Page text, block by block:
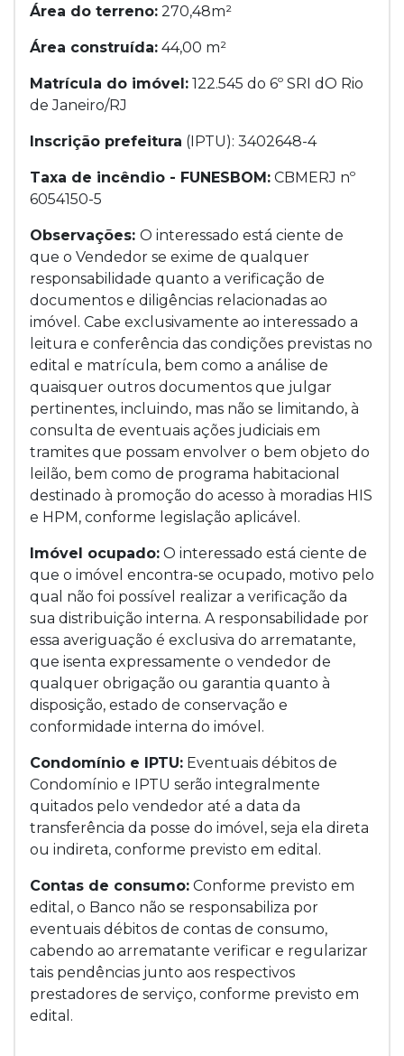
Área do terreno: 270,48m²
Área construída: 44,00 m²
Matrícula do imóvel: 122.545 do 6º SRI dO Rio
de Janeiro/RJ
Inscrição prefeitura (IPTU): 3402648-4
Taxa de incêndio - FUNESBOM: CBMERJ nº
6054150-5
Observações: O interessado está ciente de
que o Vendedor se exime de qualquer
responsabilidade quanto a verificação de
documentos e diligências relacionadas ao
imóvel. Cabe exclusivamente ao interessado a
leitura e conferência das condições previstas no
edital e matrícula, bem como a análise de
quaisquer outros documentos que julgar
pertinentes, incluindo, mas não se limitando, à
consulta de eventuais ações judiciais em
tramites que possam envolver o bem objeto do
leilão, bem como de programa habitacional
destinado à promoção do acesso à moradias HIS
e HPM, conforme legislação aplicável.
Imóvel ocupado: O interessado está ciente de
que o imóvel encontra-se ocupado, motivo pelo
qual não foi possível realizar a verificação da
sua distribuição interna. A responsabilidade por
essa averiguação é exclusiva do arrematante,
que isenta expressamente o vendedor de
qualquer obrigação ou garantia quanto à
disposição, estado de conservação e
conformidade interna do imóvel.
Condomínio e IPTU: Eventuais débitos de
Condomínio e IPTU serão integralmente
quitados pelo vendedor até a data da
transferência da posse do imóvel, seja ela direta
ou indireta, conforme previsto em edital.
Contas de consumo: Conforme previsto em
edital, o Banco não se responsabiliza por
eventuais débitos de contas de consumo,
cabendo ao arrematante verificar e regularizar
tais pendências junto aos respectivos
prestadores de serviço, conforme previsto em
edital.